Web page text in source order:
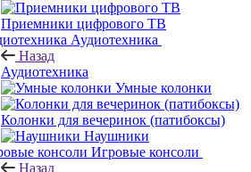
Приемники цифрового ТВ
Аудиотехника
Назад
Аудиотехника
Умные колонки
Колонки для вечеринок (патибоксы)
Наушники
Игровые консоли
Назад